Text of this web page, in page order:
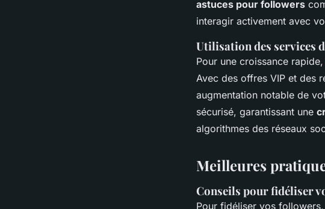
astuces pour followers
interagir activement avec
Utilisation des services
Pour une croissance rapide,
Avec des offres VIP et des
augmentation notable de
sécurisé, garantissant une
algorithmes des réseaux
Meilleures
Conseils pour fidéliser
Pour fidéliser vos